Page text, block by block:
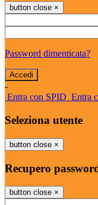
button close ×
Password dimenticata?
-
Entra con SPID Entra
Seleziona utente
button close ×
Recupero
button close ×